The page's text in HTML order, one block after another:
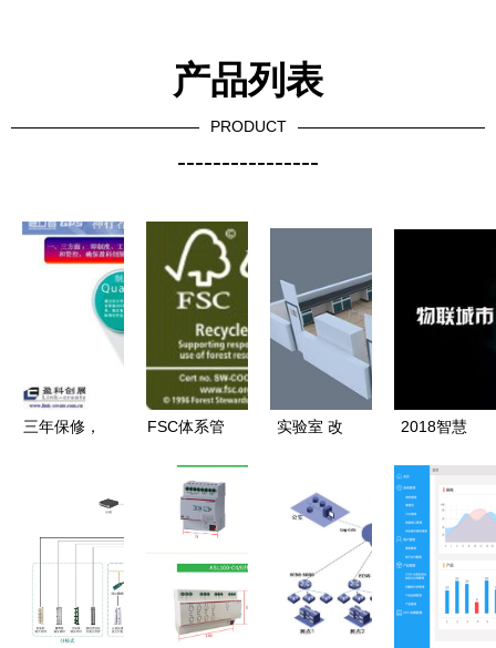
产品列表
PRODUCT
----------------
三年保修，
FSC体系管
FSCC认证
服务与一站
式解决方案
解析
实验室 改
设 提供配
套产品 一
站式服务
厂家图片
高清大图
2018智慧
大品牌深度
解析 乐鸟
科技的火安
之道